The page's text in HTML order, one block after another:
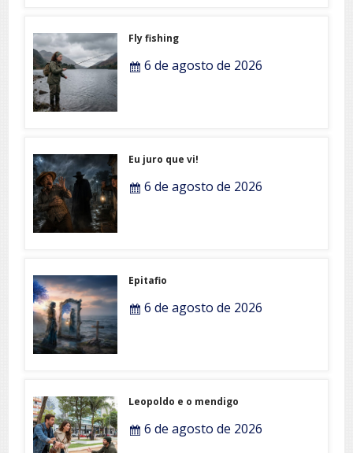
Fly fishing
6 de agosto de 2026
Eu juro que vi!
6 de agosto de 2026
Epitafio
6 de agosto de 2026
Leopoldo e o mendigo
6 de agosto de 2026